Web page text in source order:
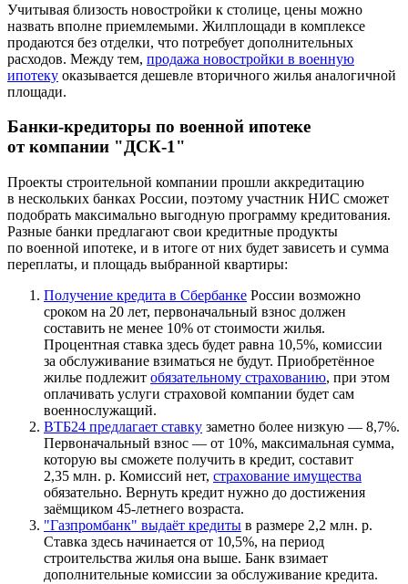
Учитывая близость новостройки к столице, цены можно
назвать вполне приемлемыми. Жилплощади в комплексе
продаются без отделки, что потребует дополнительных
расходов. Между тем, продажа новостройки в военную
ипотеку оказывается дешевле вторичного жилья аналогичной
площади.
Банки-кредиторы по военной ипотеке
от компании "ДСК-1"
Проекты строительной компании прошли аккредитацию
в нескольких банках России, поэтому участник НИС сможет
подобрать максимально выгодную программу кредитования.
Разные банки предлагают свои кредитные продукты
по военной ипотеке, и в итоге от них будет зависеть и сумма
переплаты, и площадь выбранной квартиры:
Получение кредита в Сбербанке России возможно
сроком на 20 лет, первоначальный взнос должен
составить не менее 10% от стоимости жилья.
Процентная ставка здесь будет равна 10,5%, комиссии
за обслуживание взиматься не будут. Приобретённое
жилье подлежит обязательному страхованию, при этом
оплачивать услуги страховой компании будет сам
военнослужащий.
ВТБ24 предлагает ставку заметно более низкую — 8,7%.
Первоначальный взнос — от 10%, максимальная сумма,
которую вы сможете получить в кредит, составит
2,35 млн. р. Комиссий нет, страхование имущества
обязательно. Вернуть кредит нужно до достижения
заёмщиком 45-летнего возраста.
"Газпромбанк" выдаёт кредиты в размере 2,2 млн. р.
Ставка здесь начинается от 10,5%, на период
строительства жилья она выше. Банк взимает
дополнительные комиссии за обслуживание кредита.